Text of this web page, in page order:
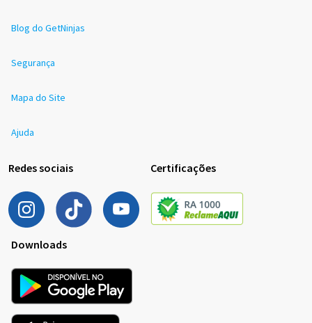
Blog do GetNinjas
Segurança
Mapa do Site
Ajuda
Redes sociais Certificações
Downloads